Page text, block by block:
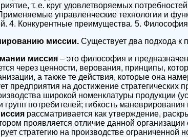
т. е. круг удовлетворяемых
управленческие технологии и
4. Конкурентные преимущества. 5.
миссии. Существует два подхода к
миссия – это философия и
через ценности, верования, принципы,
а также те действия, которые она
предприятия на достижение стратегических
широкой номенклатуры продукции
групп потребителей; гибкость
рассматривается как утверждение,
проявляется отличие данной
стратегию на производстве ограниченной